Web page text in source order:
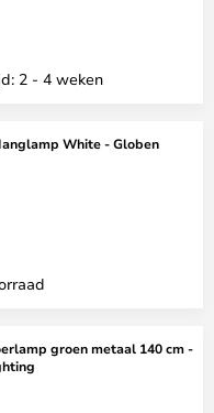
2 - 4 weken
White - Globen
groen metaal 140 cm -